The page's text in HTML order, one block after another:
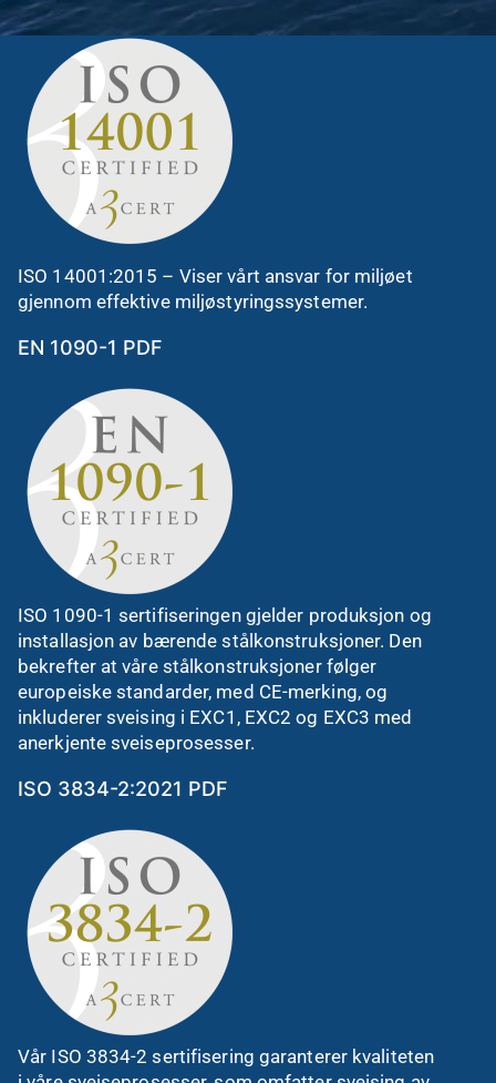
ISO 14001:2015 – Viser vårt ansvar for miljøet
gjennom effektive miljøstyringssystemer.
EN 1090-1 PDF
ISO 1090-1 sertifiseringen gjelder produksjon og
installasjon av bærende stålkonstruksjoner. Den
bekrefter at våre stålkonstruksjoner følger
europeiske standarder, med CE-merking, og
inkluderer sveising i EXC1, EXC2 og EXC3 med
anerkjente sveiseprosesser.
ISO 3834-2:2021 PDF
Vår ISO 3834-2 sertifisering garanterer kvaliteten